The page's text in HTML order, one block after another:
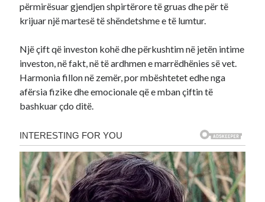
përmirësuar gjendjen shpirtërore të gruas dhe për të
krijuar një martesë të shëndetshme e të lumtur.
Një çift që investon kohë dhe përkushtim në jetën intime
investon, në fakt, në të ardhmen e marrëdhënies së vet.
Harmonia fillon në zemër, por mbështetet edhe nga
afërsia fizike dhe emocionale që e mban çiftin të
bashkuar çdo ditë.